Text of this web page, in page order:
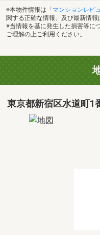
※本物件情報は「 マンションレビ
関する正確な情報、及び最新情報
※当情報を基に発生した損害等に
ご理解の上ご利用ください。
東京都新宿区水道町1